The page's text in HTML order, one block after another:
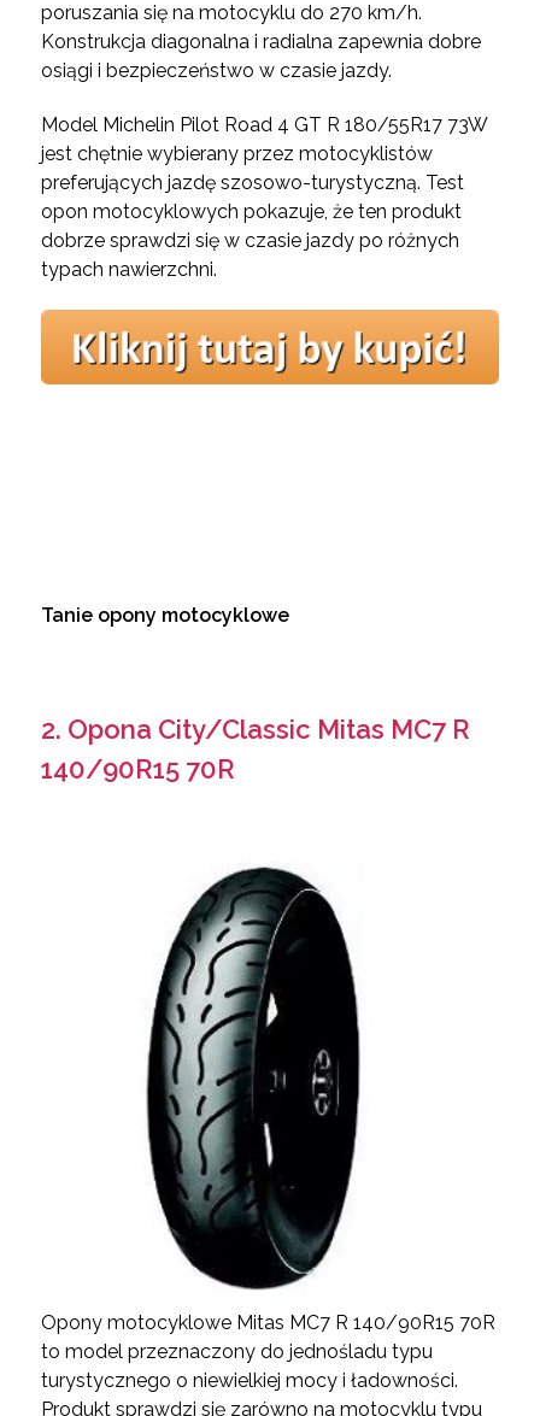
poruszania się na motocyklu do 270 km/h.
Konstrukcja diagonalna i radialna zapewnia dobre
osiągi i bezpieczeństwo w czasie jazdy.
Model Michelin Pilot Road 4 GT R 180/55R17 73W
jest chętnie wybierany przez motocyklistów
preferujących jazdę szosowo-turystyczną. Test
opon motocyklowych pokazuje, że ten produkt
dobrze sprawdzi się w czasie jazdy po różnych
typach nawierzchni.
Tanie opony motocyklowe
2. Opona City/Classic Mitas MC7 R
140/90R15 70R
Opony motocyklowe Mitas MC7 R 140/90R15 70R
to model przeznaczony do jednośladu typu
turystycznego o niewielkiej mocy i ładowności.
Produkt sprawdzi się zarówno na motocyklu typu